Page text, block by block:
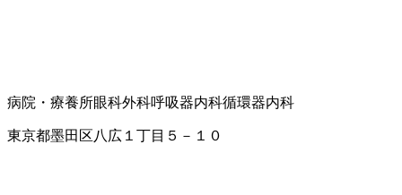
病院・療養所眼科外科呼吸器内科循環器内科
東京都墨田区八広１丁目５－１０